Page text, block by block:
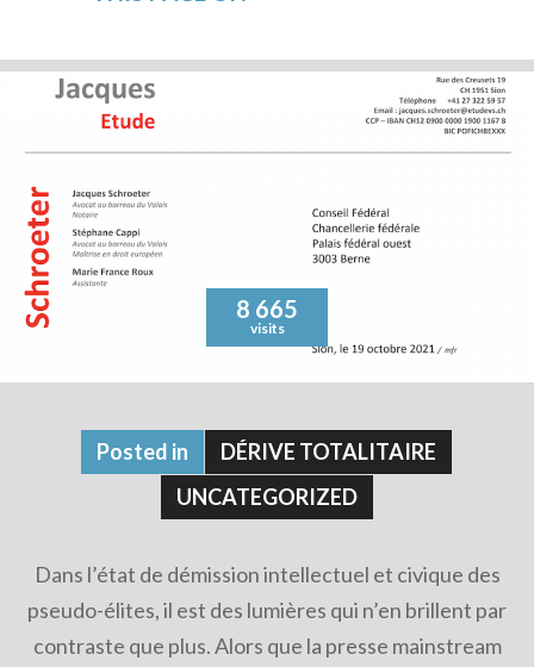
8 665
visits
Posted in
DÉRIVE TOTALITAIRE
UNCATEGORIZED
Dans l’état de démission intellectuel et civique des
pseudo-élites, il est des lumières qui n’en brillent par
contraste que plus. Alors que la presse mainstream